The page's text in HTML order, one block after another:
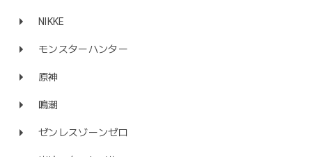
NIKKE
モンスターハンター
原神
鳴潮
ゼンレスゾーンゼロ